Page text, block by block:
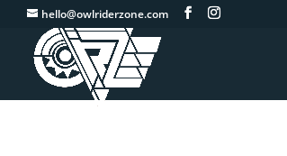
hello@owlriderzone.com